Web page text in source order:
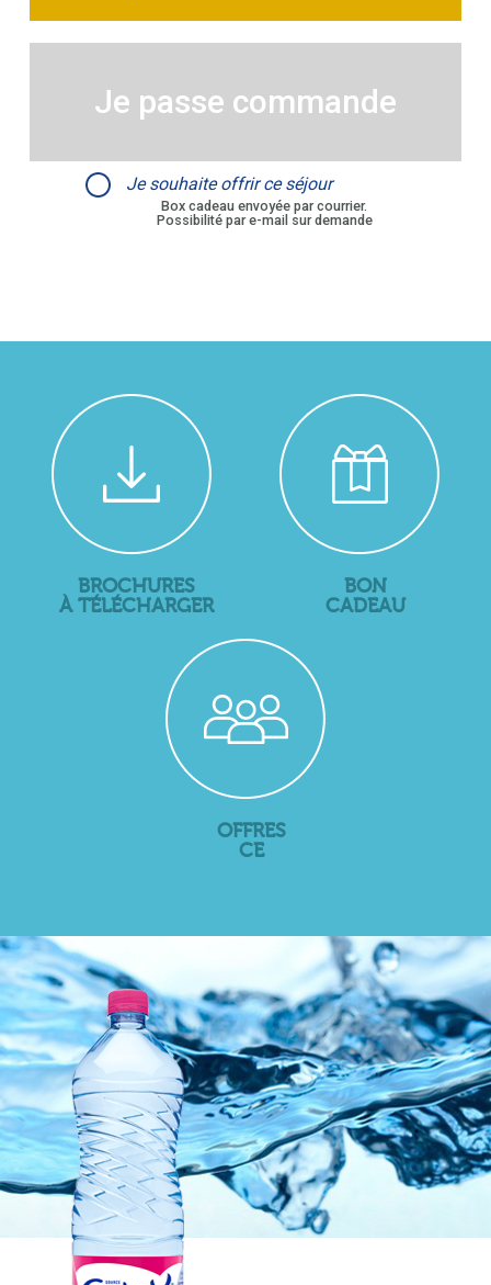
Je passe commande
Je souhaite offrir ce séjour
Box cadeau envoyée par courrier.
Possibilité par e-mail sur demande
BROCHURES
À TÉLÉCHARGER
BON
CADEAU
OFFRES
CE